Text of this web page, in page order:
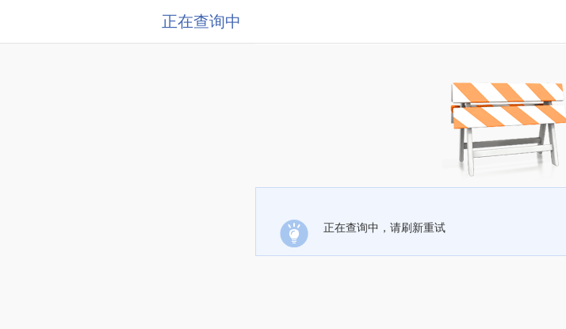
正在查询中
正在查询中，请刷新重试